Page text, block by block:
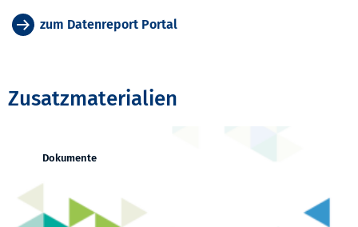
zum Datenreport Portal
Zusatzmaterialien
Dokumente